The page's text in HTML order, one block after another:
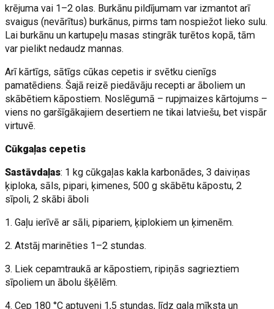
krējuma vai 1–2 olas. Burkānu pildījumam var izmantot arī
svaigus (nevārītus) burkānus, pirms tam nospiežot lieko sulu.
Lai burkānu un kartupeļu masas stingrāk turētos kopā, tām
var pielikt nedaudz mannas.
Arī kārtīgs, sātīgs cūkas cepetis ir svētku cienīgs
pamatēdiens. Šajā reizē piedāvāju recepti ar āboliem un
skābētiem kāpostiem. Noslēgumā – rupjmaizes kārtojums –
viens no garšīgākajiem desertiem ne tikai latviešu, bet vispār
virtuvē.
Cūkgaļas cepetis
Sastāvdaļas: 1 kg cūkgaļas kakla karbonādes, 3 daiviņas
ķiploka, sāls, pipari, ķimenes, 500 g skābētu kāpostu, 2
sīpoli, 2 skābi āboli
1. Gaļu ierīvē ar sāli, pipariem, ķiplokiem un ķimenēm.
2. Atstāj marinēties 1–2 stundas.
3. Liek cepamtraukā ar kāpostiem, ripiņās sagrieztiem
sīpoliem un ābolu šķēlēm.
4. Cep 180 °C aptuveni 1,5 stundas, līdz gaļa mīksta un